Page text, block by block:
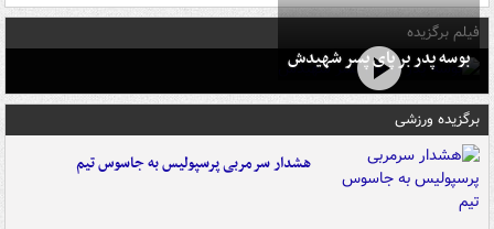
فیلم برگزیده
بوسه‌ پدر بر پای پسر شهیدش
برگزیده ورزشی
هشدار سرمربی پرسپولیس به جاسوس تیم